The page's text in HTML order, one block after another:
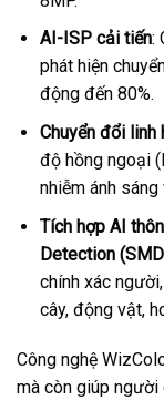
AI-ISP cải tiến:
phát hiện
động đến 80%.
Chuyển đổi linh
độ hồng ngoại
nhiễm ánh sáng
Tích hợp AI
Detection
chính xác
cây, động vật,
Công nghệ
mà còn giúp người